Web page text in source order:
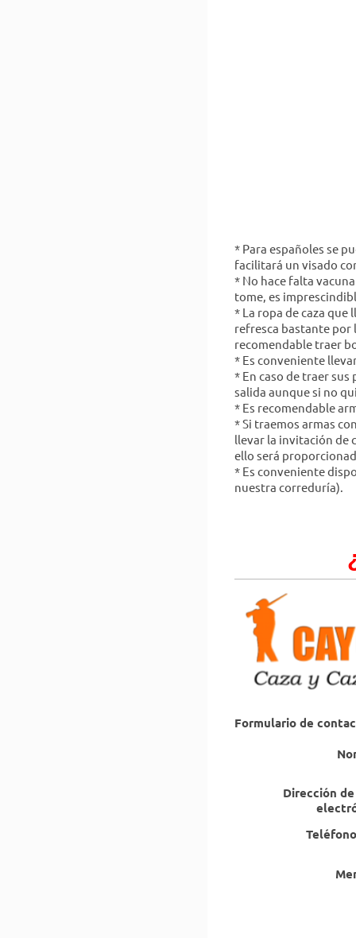
* Para españoles se
facilitará un visado
* No hace falta
tome, es
* La ropa de caza
refresca bastante por
recomendable traer
* Es conveniente
* En caso de traer sus
salida aunque si no
* Es recomendable
* Si traemos armas
llevar la invitación de
ello será
* Es conveniente
nuestra correduría).
Formulario de
Dirección